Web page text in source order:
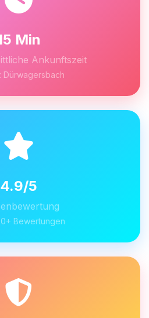
Min
Ankunftszeit
Dürwagersbach
4.9/5
Bewertungen